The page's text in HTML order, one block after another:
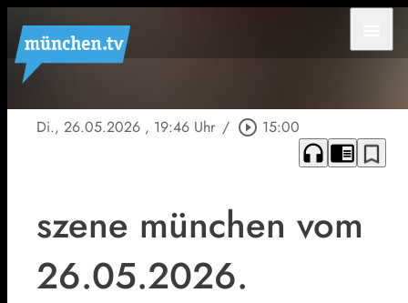
Di., 26.05.2026 , 19:46 Uhr / play_circle_outline 15:00
headphones chrome_reader_mode bookmark_border
szene münchen vom
26.05.2026.